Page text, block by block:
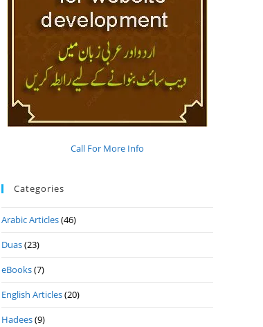
Call For More Info
Categories
Arabic Articles(46)
Duas(23)
eBooks(7)
English Articles(20)
Hadees(9)